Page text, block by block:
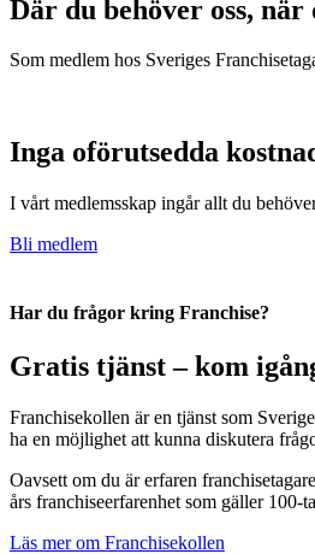
Där du behöver oss, när
Som medlem hos Sveriges
Inga oförutsedda
I vårt medlemsskap ingår allt du
Bli medlem
Har du frågor kring Franchise?
Gratis tjänst – kom
Franchisekollen är en tjänst som
ha en möjlighet att kunna diskutera
Oavsett om du är erfaren
års franchiseerfarenhet som gäller
Läs mer om Franchisekollen